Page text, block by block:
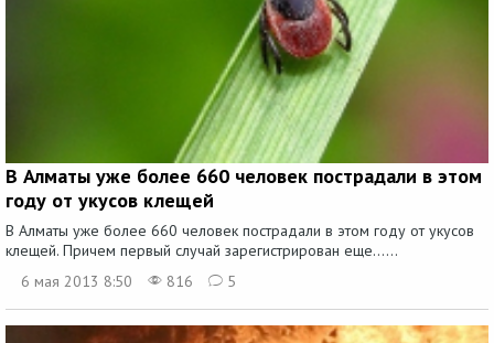
В Алматы уже более 660 человек пострадали в этом
году от укусов клещей
В Алматы уже более 660 человек пострадали в этом году от укусов
клещей. Причем первый случай зарегистрирован еще…...
6 мая 2013 8:50
816 5